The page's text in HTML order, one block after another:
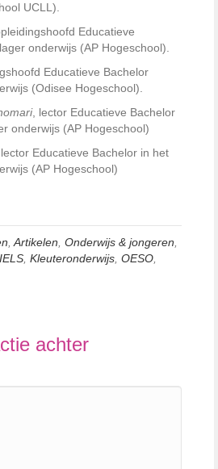
UCLL).
Educatieve
onderwijs (AP Hogeschool).
Educatieve Bachelor
(Odisee Hogeschool).
, lector Educatieve Bachelor
onderwijs (AP Hogeschool)
, lector Educatieve Bachelor in het
(AP Hogeschool)
Artikelen Onderwijs & jongeren
IELS Kleuteronderwijs OESO
achter